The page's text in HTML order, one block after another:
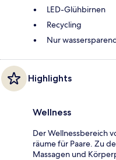
LED-Glühbirnen
Recycling
Nur
Highlights
Wellness
Der Wellnessbereich
räume für Paare. Zu
Massagen und